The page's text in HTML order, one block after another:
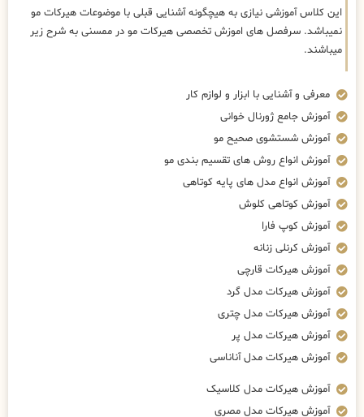
این کلاس آموزشی نیازی به هیچگونه آشنایی قبلی با موضوعات هیرکات مو
نمیباشد. سرفصل های اموزش تخصصی هیرکات مو در ممسنی به شرح زیر
میباشند.
معرفی و آشنایی با ابزار و لوازم کار
آموزش جامع ژورنال خوانی
آموزش شستشوی صحیح مو
آموزش انواع روش های تقسیم بندی مو
آموزش انواع مدل های پایه کوتاهی
آموزش کوتاهی کلوش
آموزش کوپ فارا
آموزش کرنلی زنانه
آموزش هیرکات قارچی
آموزش هیرکات مدل گرد
آموزش هیرکات مدل چتری
آموزش هیرکات مدل پر
آموزش هیرکات مدل آناناسی
آموزش هیرکات مدل کلاسیک
آموزش هیرکات مدل مصری